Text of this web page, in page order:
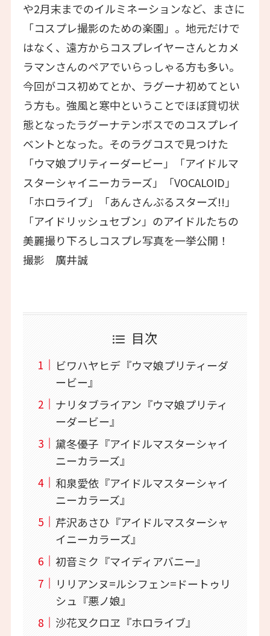
や2月末までのイルミネーションなど、まさに
「コスプレ撮影のための楽園」。地元だけで
はなく、遠方からコスプレイヤーさんとカメ
ラマンさんのペアでいらっしゃる方も多い。
今回がコス初めてとか、ラグーナ初めてとい
う方も。強風と寒中ということでほぼ貸切状
態となったラグーナテンボスでのコスプレイ
ベントとなった。そのラグコスで見つけた
「ウマ娘プリティーダービー」「アイドルマ
スターシャイニーカラーズ」「VOCALOID」
「ホロライブ」「あんさんぶるスターズ!!」
「アイドリッシュセブン」のアイドルたちの
美麗撮り下ろしコスプレ写真を一挙公開！
撮影 廣井誠
目次
ビワハヤヒデ『ウマ娘プリティーダ
ービー』
ナリタブライアン『ウマ娘プリティ
ーダービー』
黛冬優子『アイドルマスターシャイ
ニーカラーズ』
和泉愛依『アイドルマスターシャイ
ニーカラーズ』
芹沢あさひ『アイドルマスターシャ
イニーカラーズ』
初音ミク『マイディアバニー』
リリアンヌ=ルシフェン=ドートゥリ
シュ『悪ノ娘』
沙花叉クロヱ『ホロライブ』